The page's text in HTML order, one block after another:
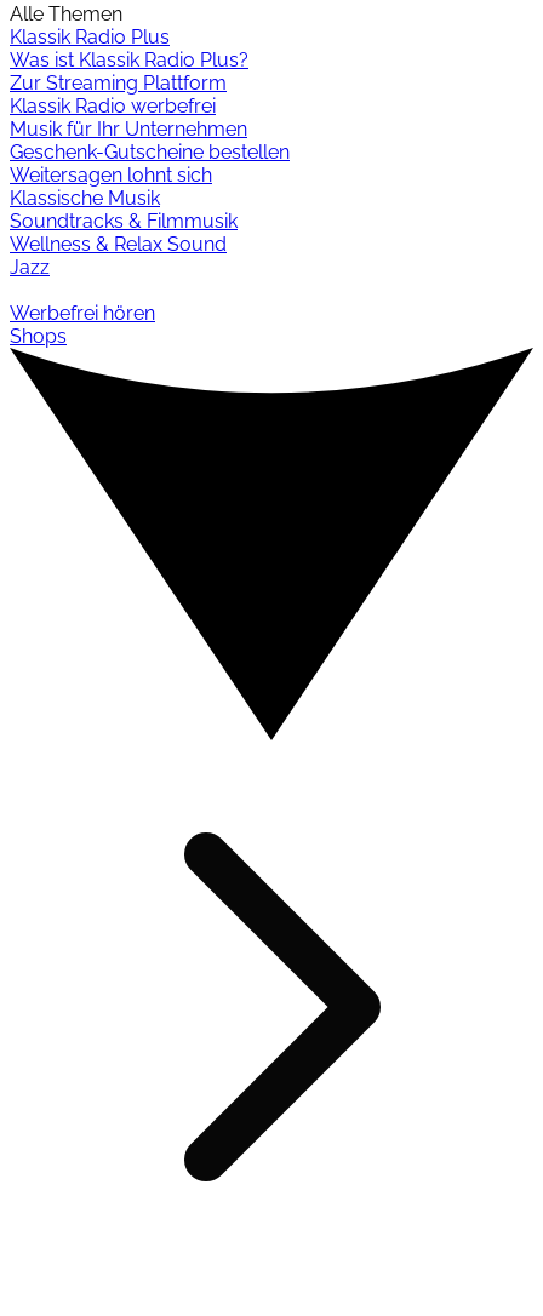
Alle Themen
Klassik Radio Plus
Was ist Klassik Radio Plus?
Zur Streaming Plattform
Klassik Radio werbefrei
Musik für Ihr Unternehmen
Geschenk-Gutscheine bestellen
Weitersagen lohnt sich
Klassische Musik
Soundtracks & Filmmusik
Wellness & Relax Sound
Jazz
Werbefrei hören
Shops